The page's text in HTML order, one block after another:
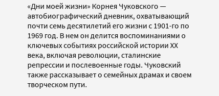
«Дни моей жизни» Корнея Чуковского —
автобиографический дневник, охватывающий
почти семь десятилетий его жизни с 1901-го по
1969 год. В нем он делится воспоминаниями о
ключевых событиях российской истории XX
века, включая революции, сталинские
репрессии и послевоенные годы. Чуковский
также рассказывает о семейных драмах и своем
творческом пути.